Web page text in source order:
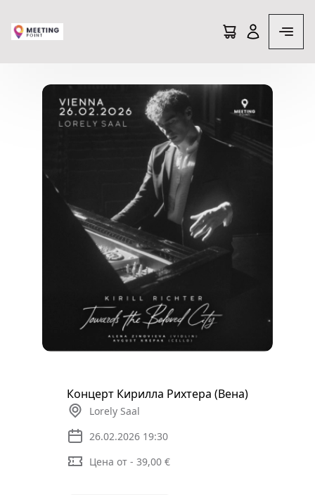
Концерт Кирилла Рихтера (Вена)
Lorely Saal
26.02.2026 19:30
Цена от - 39,00 €